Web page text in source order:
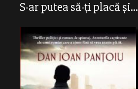
S-ar putea să-ți placă și...